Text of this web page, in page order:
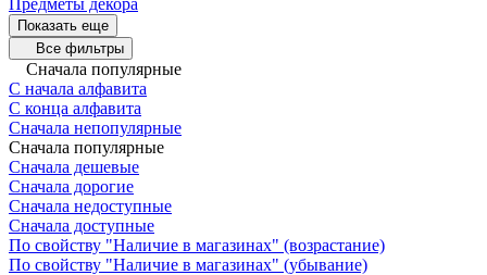
Показать еще
Все фильтры
Сначала популярные
С начала алфавита
С конца алфавита
Сначала непопулярные
Сначала популярные
Сначала дешевые
Сначала дорогие
Сначала недоступные
Сначала доступные
По свойству "Наличие в магазинах" (возрастание)
По свойству "Наличие в магазинах" (убывание)